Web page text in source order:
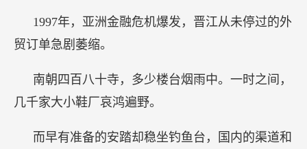
1997年，亚洲金融危机爆发，晋江从未停过的外
贸订单急剧萎缩。
南朝四百八十寺，多少楼台烟雨中。一时之间，
几千家大小鞋厂哀鸿遍野。
而早有准备的安踏却稳坐钓鱼台，国内的渠道和